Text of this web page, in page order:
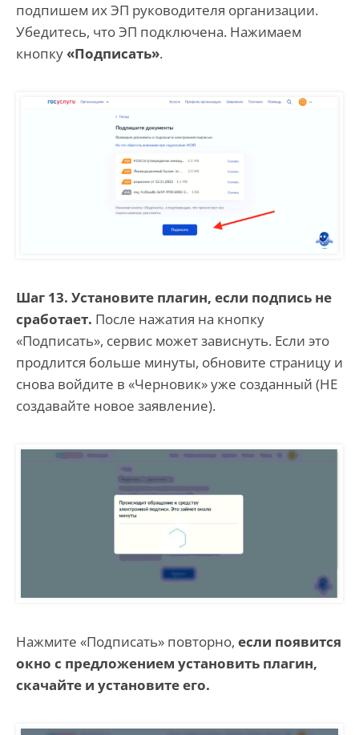
подпишем их ЭП руководителя организации.
Убедитесь, что ЭП подключена. Нажимаем
кнопку «Подписать».
Шаг 13. Установите плагин, если подпись не
сработает. После нажатия на кнопку
«Подписать», сервис может зависнуть. Если это
продлится больше минуты, обновите страницу и
снова войдите в «Черновик» уже созданный (НЕ
создавайте новое заявление).
Нажмите «Подписать» повторно, если появится
окно с предложением установить плагин,
скачайте и установите его.